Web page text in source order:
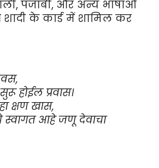
पंजाबी, और अन्य भाषाओं
के कार्ड में शामिल कर
होईल प्रवास।
क्षण खास,
आहे जणू देवाचा